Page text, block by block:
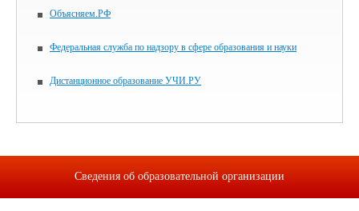
Объясняем.РФ
Федеральная служба по надзору в сфере образования и науки
Дистанционное образование УЧИ.РУ
Сведения об образовательной организации